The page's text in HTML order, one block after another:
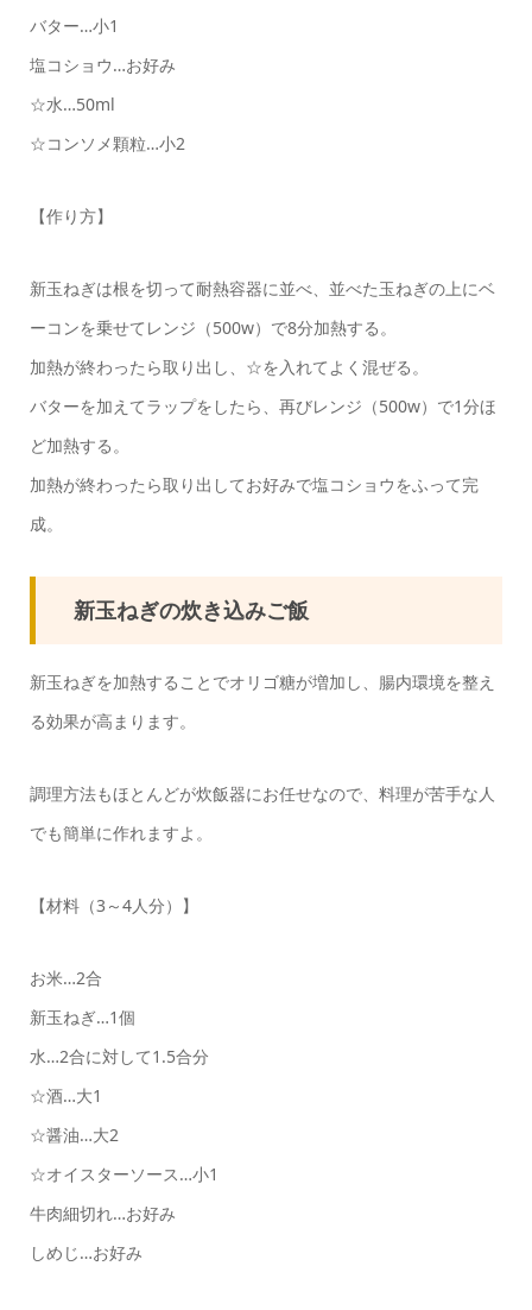
バター…小1
塩コショウ…お好み
☆水…50ml
☆コンソメ顆粒…小2
【作り方】
新玉ねぎは根を切って耐熱容器に並べ、並べた玉ねぎの上にベ
ーコンを乗せてレンジ（500w）で8分加熱する。
加熱が終わったら取り出し、☆を入れてよく混ぜる。
バターを加えてラップをしたら、再びレンジ（500w）で1分ほ
ど加熱する。
加熱が終わったら取り出してお好みで塩コショウをふって完
成。
新玉ねぎの炊き込みご飯
新玉ねぎを加熱することでオリゴ糖が増加し、腸内環境を整え
る効果が高まります。
調理方法もほとんどが炊飯器にお任せなので、料理が苦手な人
でも簡単に作れますよ。
【材料（3～4人分）】
お米…2合
新玉ねぎ…1個
水…2合に対して1.5合分
☆酒…大1
☆醤油…大2
☆オイスターソース…小1
牛肉細切れ…お好み
しめじ…お好み